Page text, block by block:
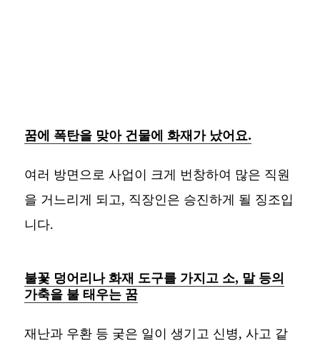
꿈에 폭탄을 맞아 건물에 화재가 났어요.
여러 방면으로 사업이 크게 번창하여 많은 직원
을 거느리게 되고, 직장인은 승진하게 될 징조입
니다.
불꽃 덩어리나 화재 도구를 가지고 소, 말 등의
가축을 불 태우는 꿈
재난과 우환 등 궂은 일이 생기고 신병, 사고 같